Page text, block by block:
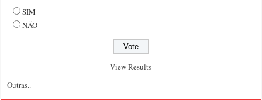
SIM
NÃO
View Results
Outras..